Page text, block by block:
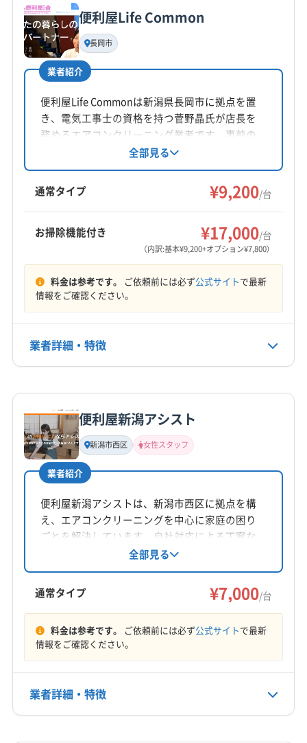
公式サイトを見る
基本情報
代表者名
上野
所在地
新潟県新潟市東区河渡庚280-1 グランフォルトナ302
対応地域
燕市 五泉市
新潟市江南区
新潟市秋葉区 新潟市西蒲区
新潟市西区
新潟市中央区
新潟市北区
9:00〜18:00
定休日
電話番号
公式HP
公式サイトなし
便利屋Life Common
長岡市
業者紹介
便利屋Life Commonは新潟県長岡市に拠点を置
き、電気工事士の資格を持つ菅野晶氏が店長を
務めるエアコンクリーニング業者です。事前の
丁寧な下見と説明、明瞭な料金設定、作業後の
アフターフォローを重視。若さと親しみやすさ
で、安心・安全・納得のサービスを提供してい
ます。
全部見る
通常タイプ ¥9,200/台
お掃除機能付き ¥17,000/台
（内訳:基本¥9,200+オプション¥7,800）
料金は参考です。 ご依頼前には必ず公式サイトで最新
情報をご確認ください。
業者詳細・特徴
基本情報
代表者名
菅野晶
所在地
新潟県長岡市乙吉町466 番地3 号
対応地域
見附市 三条市
営業時間
9:00〜23:00
定休日
年中無休
0258-89-6195
便利屋新潟アシスト
新潟市西区 女性スタッフ
業者紹介
便利屋新潟アシストは、新潟市西区に拠点を構
え、エアコンクリーニングを中心に家庭の困り
ごとを解決しています。自社対応による丁寧な
作業と、女性スタッフ同行可能、営業時間外の
相談にも対応。大手での業務経験も活かし、安
心と満足を提供します。古物商許可も取得済み
です。
全部見る
通常タイプ ¥7,000/台
料金は参考です。 ご依頼前には必ず公式サイトで最新
情報をご確認ください。
業者詳細・特徴